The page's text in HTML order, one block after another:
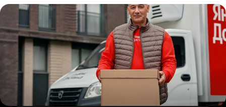
Автокурьер